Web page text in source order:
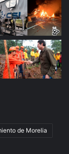
de Morelia